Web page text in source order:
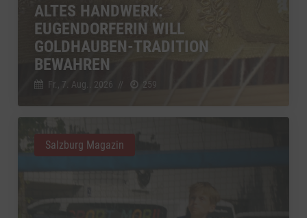
ALTES HANDWERK:
EUGENDORFERIN WILL
GOLDHAUBEN-TRADITION
BEWAHREN
Fr., 7. Aug.. 2026 // 259
Salzburg Magazin